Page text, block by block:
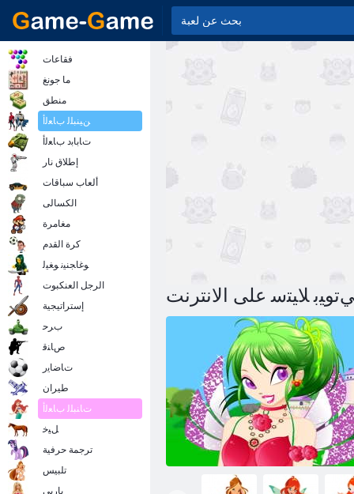
ﻼ ﻴﺘﺳ على الانترنت
فقاعات
ما جونغ
منطق
ﻦﻴﻨﺒﻠﻟ ﺏﺎﻌﻟﺃ
ﺕﺎﺑﺎﺑﺩ ﺏﺎﻌﻟﺃ
إطلاق نار
ألعاب سباقات
الكسالى
مغامرة
كرة القدم
ﻮﻏﺎﺠﻨﻴﻧ ﻮﻐﻴﻟ
الرجل العنكبوت
إستراتيجية
ﺏﺮﺣ
ﺹﺎﻨﻗ
ﺕﺎﺿﺎﻳﺭ
طيران
ﺕﺎﻨﺒﻠﻟ ﺏﺎﻌﻟﺃ
ﻞﻴﺧ
ترجمة حرفية
تلبيس
باربي